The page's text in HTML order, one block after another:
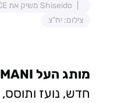
Shiseido משיק את ZEN ESSENCE
צילום: יח"צ
מותג העל EMPORIO ARMANI משיק את POWER OF YOU (או דה פרפיום)
חדש, נועז